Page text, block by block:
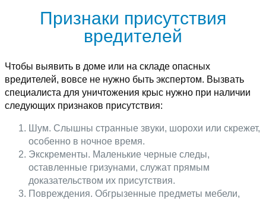
Признаки присутствия
вредителей
Чтобы выявить в доме или на складе опасных
вредителей, вовсе не нужно быть экспертом. Вызвать
специалиста для уничтожения крыс нужно при наличии
следующих признаков присутствия:
Шум. Слышны странные звуки, шорохи или скрежет,
особенно в ночное время.
Экскременты. Маленькие черные следы,
оставленные гризунами, служат прямым
доказательством их присутствия.
Повреждения. Обгрызенные предметы мебели,